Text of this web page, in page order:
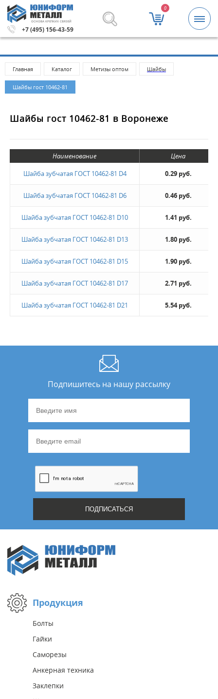
ОСНОВА КРЕПКИХ СВЯЗЕЙ
+7 (495) 156-43-59
0
заказа 5000 рублей. Метизы и крепежные изделия
Главная Каталог Метизы оптом Шайбы
Шайбы гост 10462-81
Шайбы гост 10462-81 в Воронеже
Наименование
Цена
Шайба зубчатая ГОСТ 10462-81 D4
0.29 руб.
Шайба зубчатая ГОСТ 10462-81 D6 0.46 руб.
Шайба зубчатая ГОСТ 10462-81 D10 1.41 руб.
Шайба зубчатая ГОСТ 10462-81 D13 1.80 руб.
Шайба зубчатая ГОСТ 10462-81 D15 1.90 руб.
Шайба зубчатая ГОСТ 10462-81 D17 2.71 руб.
Шайба зубчатая ГОСТ 10462-81 D21 5.54 руб.
Подпишитесь на нашу рассылку
Продукция
Болты
Гайки
Саморезы
Анкерная техника
Заклепки